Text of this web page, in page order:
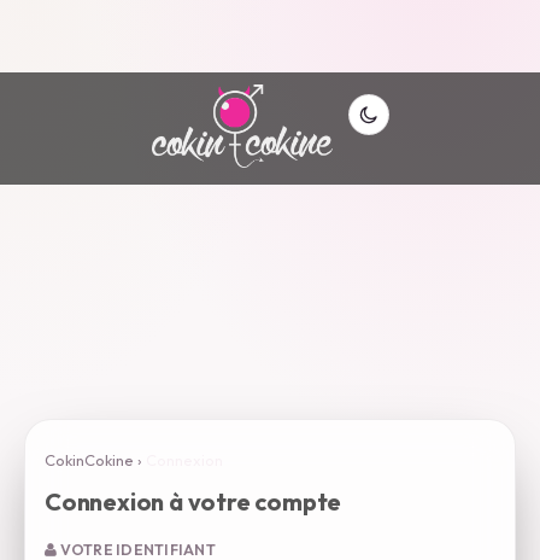
CokinCokine ›
Connexion à votre compte
VOTRE IDENTIFIANT